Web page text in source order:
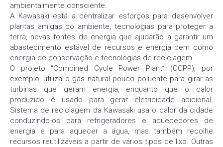
ambientalmente consciente.
A Kawasaki está a centralizar esforços para desenvolver
plantas amigas do ambiente, tecnologias para proteger a
terra, novas fontes de energia que ajudarão a garantir um
abastecimento estável de recursos e energia bem como
energia de conservação e tecnologias de reciclagem.
O projeto “Combined Cycle Power Plant” (CCPP), por
exemplo, utiliza o gás natural pouco poluente para girar as
turbinas que geram energia, enquanto que o calor
produzido é usado para gerar eletricidade adicional.
Sistema de reciclagem da Kawasaki usa o calor da cidade
conduzindo-os para refrigeradores e aquecedores de
energia e para aquecer a água, mas também recolhe
recursos reutilizáveis a partir de vários tipos de lixo. Outras